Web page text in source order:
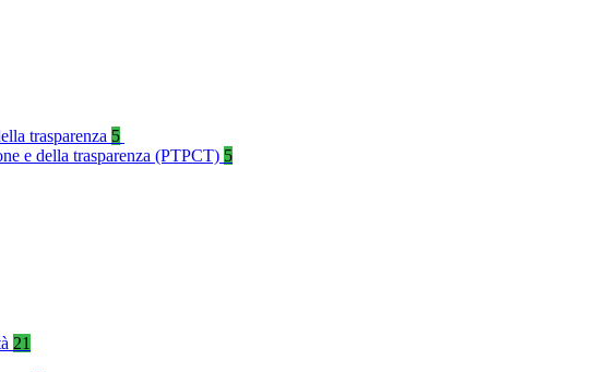
trasparenza 5
e della trasparenza (PTPCT) 5
21